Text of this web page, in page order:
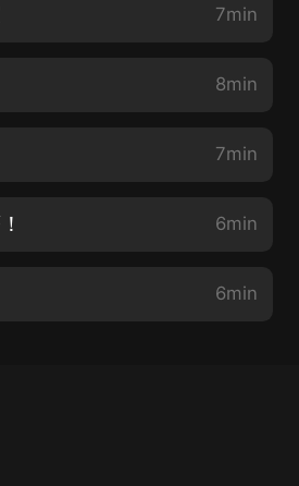
7min
8min
7min
6min
6min